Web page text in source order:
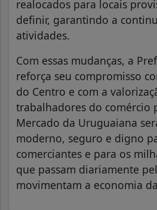
realocados para locais
definir, garantindo a
atividades.
Com essas mudanças, a
reforça seu compromisso
do Centro e com a
trabalhadores do comércio
Mercado da Uruguaiana
moderno, seguro e digno
comerciantes e para os
que passam diariamente
movimentam a economia